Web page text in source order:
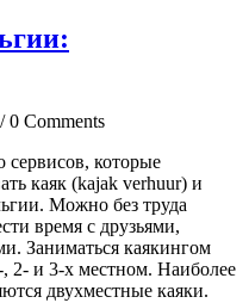
/ 0 Comments
которые
каяк (kajak verhuur) и
Можно без труда
время с друзьями,
Заниматься каякингом
2- и 3-х местном. Наиболее
двухместные каяки.